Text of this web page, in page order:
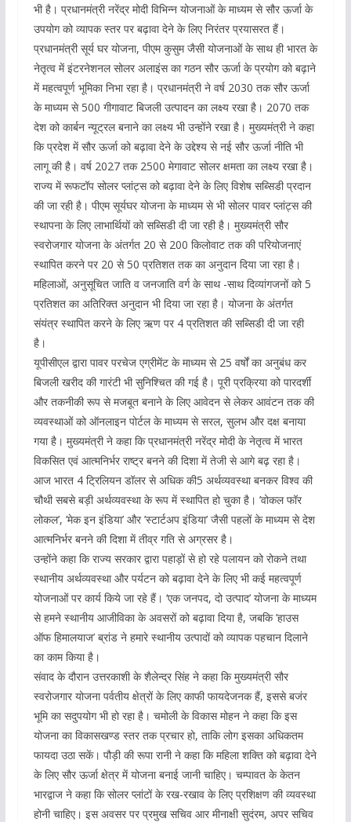
भी है। प्रधानमंत्री नरेंद्र मोदी विभिन्न योजनाओं के माध्यम से सौर ऊर्जा के
उपयोग को व्यापक स्तर पर बढ़ावा देने के लिए निरंतर प्रयासरत हैं।
प्रधानमंत्री सूर्य घर योजना, पीएम कुसुम जैसी योजनाओं के साथ ही भारत के
नेतृत्व में इंटरनेशनल सोलर अलाइंस का गठन सौर ऊर्जा के प्रयोग को बढ़ाने
में महत्वपूर्ण भूमिका निभा रहा है। प्रधानमंत्री ने वर्ष 2030 तक सौर ऊर्जा
के माध्यम से 500 गीगावाट बिजली उत्पादन का लक्ष्य रखा है। 2070 तक
देश को कार्बन न्यूट्रल बनाने का लक्ष्य भी उन्होंने रखा है। मुख्यमंत्री ने कहा
कि प्रदेश में सौर ऊर्जा को बढ़ावा देने के उद्देश्य से नई सौर ऊर्जा नीति भी
लागू की है। वर्ष 2027 तक 2500 मेगावाट सोलर क्षमता का लक्ष्य रखा है।
राज्य में रूफटॉप सोलर प्लांट्स को बढ़ावा देने के लिए विशेष सब्सिडी प्रदान
की जा रही है। पीएम सूर्यघर योजना के माध्यम से भी सोलर पावर प्लांट्स की
स्थापना के लिए लाभार्थियों को सब्सिडी दी जा रही है। मुख्यमंत्री सौर
स्वरोजगार योजना के अंतर्गत 20 से 200 किलोवाट तक की परियोजनाएं
स्थापित करने पर 20 से 50 प्रतिशत तक का अनुदान दिया जा रहा है।
महिलाओं, अनुसूचित जाति व जनजाति वर्ग के साथ -साथ दिव्यांगजनों को 5
प्रतिशत का अतिरिक्त अनुदान भी दिया जा रहा है। योजना के अंतर्गत
संयंत्र स्थापित करने के लिए ऋण पर 4 प्रतिशत की सब्सिडी दी जा रही
है।
यूपीसीएल द्वारा पावर परचेज एग्रीमेंट के माध्यम से 25 वर्षों का अनुबंध कर
बिजली खरीद की गारंटी भी सुनिश्चित की गई है। पूरी प्रक्रिया को पारदर्शी
और तकनीकी रूप से मजबूत बनाने के लिए आवेदन से लेकर आवंटन तक की
व्यवस्थाओं को ऑनलाइन पोर्टल के माध्यम से सरल, सुलभ और दक्ष बनाया
गया है। मुख्यमंत्री ने कहा कि प्रधानमंत्री नरेंद्र मोदी के नेतृत्व में भारत
विकसित एवं आत्मनिर्भर राष्ट्र बनने की दिशा में तेजी से आगे बढ़ रहा है।
आज भारत 4 ट्रिलियन डॉलर से अधिक की5 अर्थव्यवस्था बनकर विश्व की
चौथी सबसे बड़ी अर्थव्यवस्था के रूप में स्थापित हो चुका है। ’वोकल फॉर
लोकल’, ’मेक इन इंडिया’ और ’स्टार्टअप इंडिया’ जैसी पहलों के माध्यम से देश
आत्मनिर्भर बनने की दिशा में तीव्र गति से अग्रसर है।
उन्होंने कहा कि राज्य सरकार द्वारा पहाड़ों से हो रहे पलायन को रोकने तथा
स्थानीय अर्थव्यवस्था और पर्यटन को बढ़ावा देने के लिए भी कई महत्वपूर्ण
योजनाओं पर कार्य किये जा रहे हैं। ‘एक जनपद, दो उत्पाद’ योजना के माध्यम
से हमने स्थानीय आजीविका के अवसरों को बढ़ावा दिया है, जबकि ’हाउस
ऑफ हिमालयाज’ ब्रांड ने हमारे स्थानीय उत्पादों को व्यापक पहचान दिलाने
का काम किया है।
संवाद के दौरान उत्तरकाशी के शैलेन्द्र सिंह ने कहा कि मुख्यमंत्री सौर
स्वरोजगार योजना पर्वतीय क्षेत्रों के लिए काफी फायदेजनक हैं, इससे बजंर
भूमि का सदुपयोग भी हो रहा है। चमोली के विकास मोहन ने कहा कि इस
योजना का विकासखण्ड स्तर तक प्रचार हो, ताकि लोग इसका अधिकतम
फायदा उठा सकें। पौड़ी की रूपा रानी ने कहा कि महिला शक्ति को बढ़ावा देने
के लिए सौर ऊर्जा क्षेत्र में योजना बनाई जानी चाहिए। चम्पावत के केतन
भारद्वाज ने कहा कि सोलर प्लांटों के रख-रखाव के लिए प्रशिक्षण की व्यवस्था
होनी चाहिए। इस अवसर पर प्रमुख सचिव आर मीनाक्षी सुदंरम, अपर सचिव